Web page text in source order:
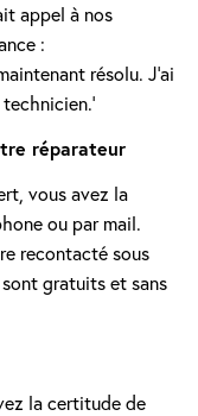
appel à nos
:
résolu. J’ai
réparateur
vous avez la
ou par mail.
recontacté sous
gratuits et sans
la certitude de